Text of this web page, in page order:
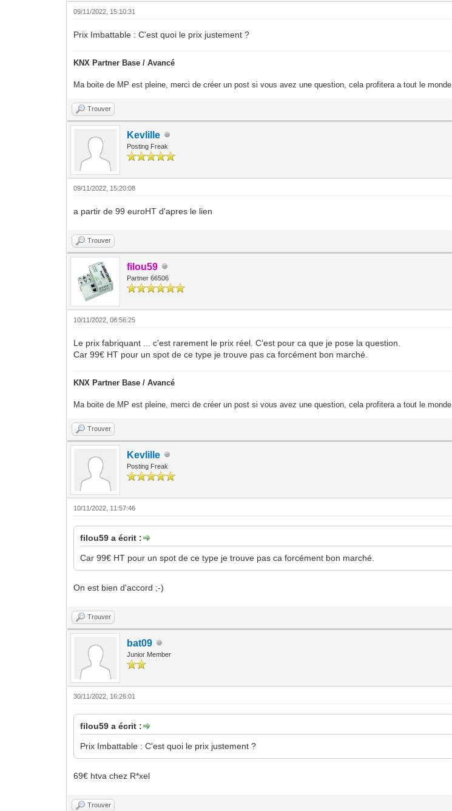
09/11/2022, 15:10:31
Prix Imbattable : C'est quoi le prix justement ?
KNX Partner Base / Avancé
Ma boite de MP est pleine, merci de créer un post si vous avez une question, cela profitera a tout le monde.
Trouver
Kevlille
Posting Freak
09/11/2022, 15:20:08
a partir de 99 euroHT d'apres le lien
Trouver
filou59
Partner 66506
10/11/2022, 08:56:25
Le prix fabriquant ... c'est rarement le prix réel. C'est pour ca que je pose la question.
Car 99€ HT pour un spot de ce type je trouve pas ca forcément bon marché.
KNX Partner Base / Avancé
Ma boite de MP est pleine, merci de créer un post si vous avez une question, cela profitera a tout le monde.
Trouver
Kevlille
Posting Freak
10/11/2022, 11:57:46
filou59 a écrit :
Car 99€ HT pour un spot de ce type je trouve pas ca forcément bon marché.
On est bien d'accord ;-)
Trouver
bat09
Junior Member
30/11/2022, 16:26:01
filou59 a écrit :
Prix Imbattable : C'est quoi le prix justement ?
69€ htva chez R*xel
Trouver